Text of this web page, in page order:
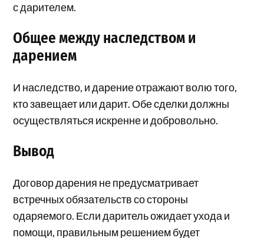
с дарителем.
Общее между наследством и
дарением
И наследство, и дарение отражают волю того,
кто завещает или дарит. Обе сделки должны
осуществляться искренне и добровольно.
Вывод
Договор дарения не предусматривает
встречных обязательств со стороны
одаряемого. Если даритель ожидает ухода и
помощи, правильным решением будет